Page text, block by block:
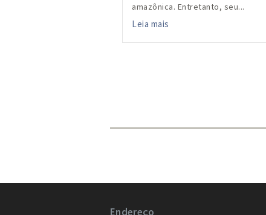
amazônica. Entretanto, seu...
Leia mais
Endereço